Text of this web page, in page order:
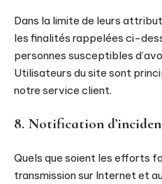
Dans la limite de leurs
les finalités rappelées ci-
personnes susceptibles
Utilisateurs du site sont
notre service client.
8. Notification
Quels que soient les efforts
transmission sur Internet et